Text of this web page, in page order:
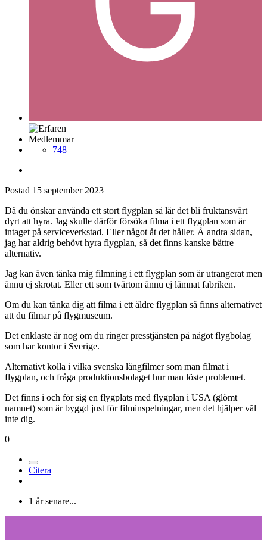
Medlemmar
748
Postad 15 september 2023
Då du önskar använda ett stort flygplan så lär det bli fruktansvärt
dyrt att hyra. Jag skulle därför försöka filma i ett flygplan som är
intaget på serviceverkstad. Eller något åt det håller. Å andra sidan,
jag har aldrig behövt hyra flygplan, så det finns kanske bättre
alternativ.
Jag kan även tänka mig filmning i ett flygplan som är utrangerat men
ännu ej skrotat. Eller ett som tvärtom ännu ej lämnat fabriken.
Om du kan tänka dig att filma i ett äldre flygplan så finns alternativet
att du filmar på flygmuseum.
Det enklaste är nog om du ringer presstjänsten på något flygbolag
som har kontor i Sverige.
Alternativt kolla i vilka svenska långfilmer som man filmat i
flygplan, och fråga produktionsbolaget hur man löste problemet.
Det finns i och för sig en flygplats med flygplan i USA (glömt
namnet) som är byggd just för filminspelningar, men det hjälper väl
inte dig.
0
Citera
1 år senare...